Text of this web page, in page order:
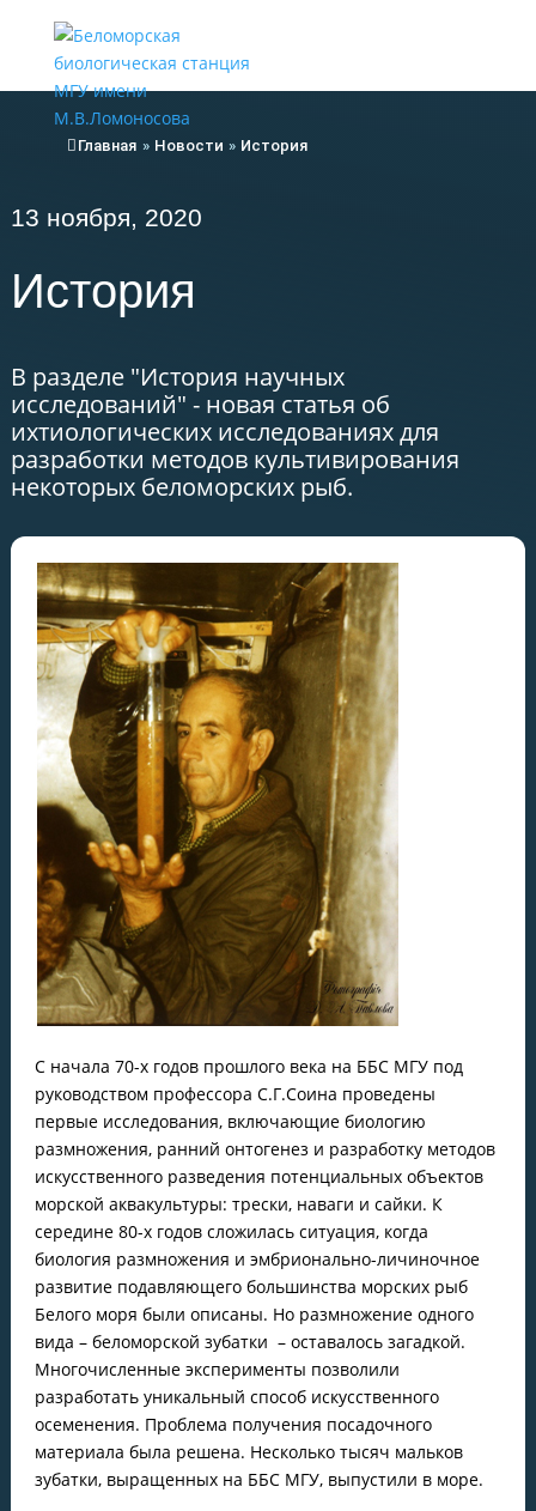
Главная » Новости » История
13 ноября, 2020
История
В разделе "История научных
исследований" - новая статья об
ихтиологических исследованиях для
разработки методов культивирования
некоторых беломорских рыб.
С начала 70-х годов прошлого века на ББС МГУ под
руководством профессора С.Г.Соина проведены
первые исследования, включающие биологию
размножения, ранний онтогенез и разработку методов
искусственного разведения потенциальных объектов
морской аквакультуры: трески, наваги и сайки. К
середине 80-х годов сложилась ситуация, когда
биология размножения и эмбрионально-личиночное
развитие подавляющего большинства морских рыб
Белого моря были описаны. Но размножение одного
вида – беломорской зубатки – оставалось загадкой.
Многочисленные эксперименты позволили
разработать уникальный способ искусственного
осеменения. Проблема получения посадочного
материала была решена. Несколько тысяч мальков
зубатки, выращенных на ББС МГУ, выпустили в море.